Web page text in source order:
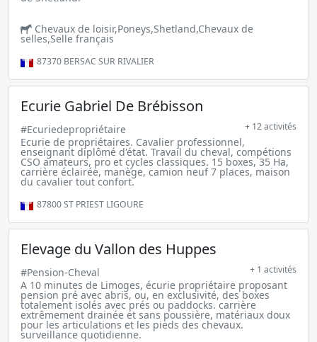
Chevaux de loisir,Poneys,Shetland,Chevaux de
selles,Selle français
87370 BERSAC SUR RIVALIER
Ecurie Gabriel De Brébisson
#Ecuriedepropriétaire + 12 activités
Ecurie de propriétaires. Cavalier professionnel,
enseignant diplômé d'état. Travail du cheval, compétions
CSO amateurs, pro et cycles classiques. 15 boxes, 35 Ha,
carrière éclairée, manège, camion neuf 7 places, maison
du cavalier tout confort.
87800ST PRIEST LIGOURE
Elevage du Vallon des Huppes
#Pension-Cheval + 1 activités
A 10 minutes de Limoges, écurie propriétaire proposant
pension pré avec abris, ou, en exclusivité, des boxes
totalement isolés avec prés ou paddocks. carrière
extrêmement drainée et sans poussière, matériaux doux
pour les articulations et les pieds des chevaux.
surveillance quotidienne.